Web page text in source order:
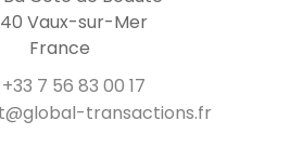
Vaux-sur-Mer
France
+33 7 56 83 00 17
transactions.fr